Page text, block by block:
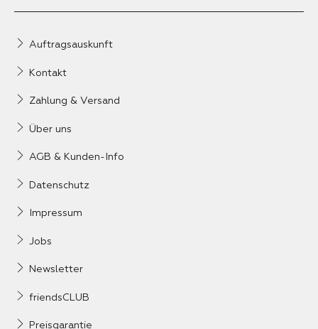
Auftragsauskunft
Kontakt
Zahlung & Versand
Über uns
AGB & Kunden-Info
Datenschutz
Impressum
Jobs
Newsletter
friendsCLUB
Preisgarantie